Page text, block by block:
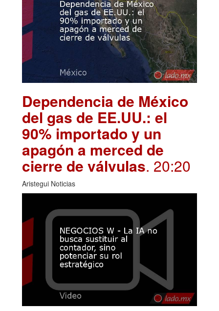
Dependencia de México
del gas de EE.UU.: el
90% importado y un
apagón a merced de
cierre de válvulas. 20:20
Aristegui Noticias